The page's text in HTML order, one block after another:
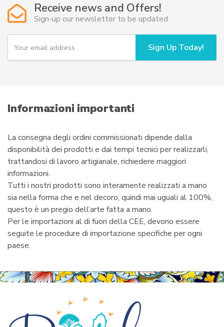
Receive news and Offers!
Sign-up our newsletter to be updated
Y
u
i
l
Sign Up Today!
Informazioni importanti
La consegna degli ordini commissionati dipende dalla
disponibilità dei prodotti e dai tempi tecnici per realizzarli,
trattandosi di lavoro artigianale, richiedere maggiori
informazioni.
Tutti i nostri prodotti sono interamente realizzati a mano
sia nella forma che e nel decoro, quindi mai uguali al 100%,
questo è un pregio dell’arte fatta a mano.
Per le importazioni al di fuori della CEE, devono essere
seguite le procedure di importazione specifiche per ogni
paese.